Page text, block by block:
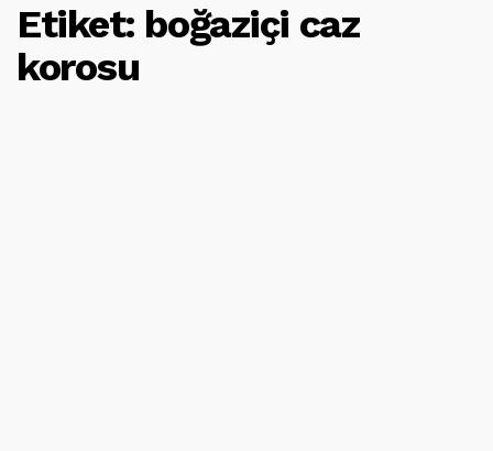
Etiket: boğaziçi caz
korosu